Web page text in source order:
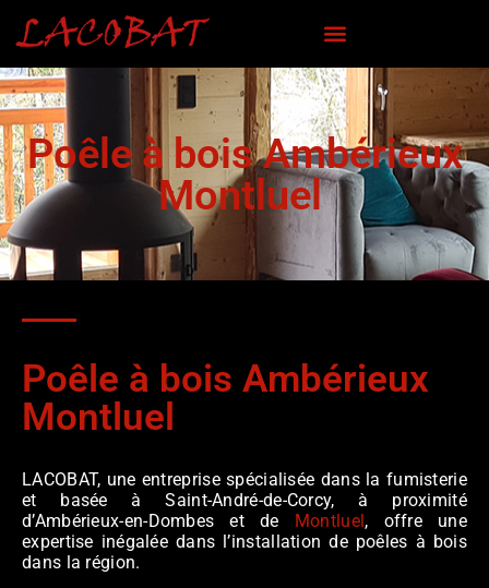
Poêle à bois Ambérieux
Montluel
Poêle à bois Ambérieux
Montluel
LACOBAT, une entreprise spécialisée dans la fumisterie
et basée à Saint-André-de-Corcy, à proximité
d’Ambérieux-en-Dombes et de Montluel, offre une
expertise inégalée dans l’installation de poêles à bois
dans la région.